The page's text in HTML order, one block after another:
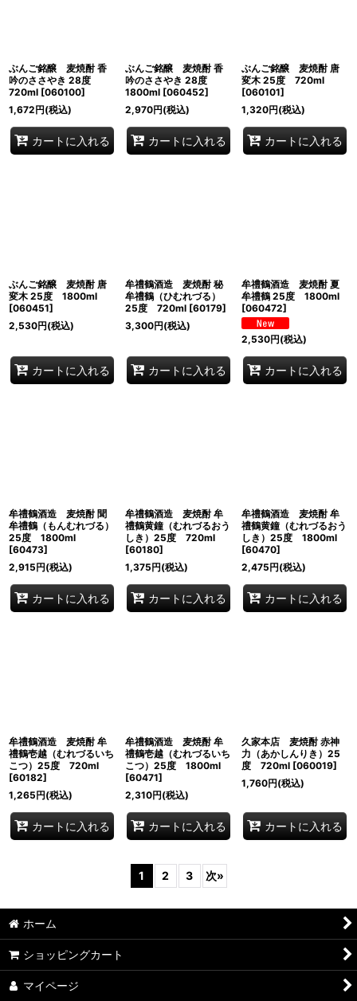
ぶんご銘醸 麦焼酎 香
吟のささやき 28度
720ml [060100]
1,672円(税込)
カートに入れる
ぶんご銘醸 麦焼酎 香
吟のささやき 28度
1800ml [060452]
2,970円(税込)
カートに入れる
ぶんご銘醸 麦焼酎 唐
変木 25度 720ml
[060101]
1,320円(税込)
カートに入れる
ぶんご銘醸 麦焼酎 唐
変木 25度 1800ml
[060451]
2,530円(税込)
カートに入れる
牟禮鶴酒造 麦焼酎 秘
牟禮鶴（ひむれづる）
25度 720ml [60179]
3,300円(税込)
カートに入れる
牟禮鶴酒造 麦焼酎 夏
牟禮鶴 25度 1800ml
[060472]
2,530円(税込)
カートに入れる
牟禮鶴酒造 麦焼酎 聞
牟禮鶴（もんむれづる）
25度 1800ml
[60473]
2,915円(税込)
カートに入れる
牟禮鶴酒造 麦焼酎 牟
禮鶴黄鐘（むれづるおう
しき）25度 720ml
[60180]
1,375円(税込)
カートに入れる
牟禮鶴酒造 麦焼酎 牟
禮鶴黄鐘（むれづるおう
しき）25度 1800ml
[60470]
2,475円(税込)
カートに入れる
牟禮鶴酒造 麦焼酎 牟
禮鶴壱越（むれづるいち
こつ）25度 720ml
[60182]
1,265円(税込)
カートに入れる
牟禮鶴酒造 麦焼酎 牟
禮鶴壱越（むれづるいち
こつ）25度 1800ml
[60471]
2,310円(税込)
カートに入れる
久家本店 麦焼酎 赤神
力（あかしんりき）25
度 720ml [060019]
1,760円(税込)
カートに入れる
1 2 3 次»
ホーム
ショッピングカート
マイページ